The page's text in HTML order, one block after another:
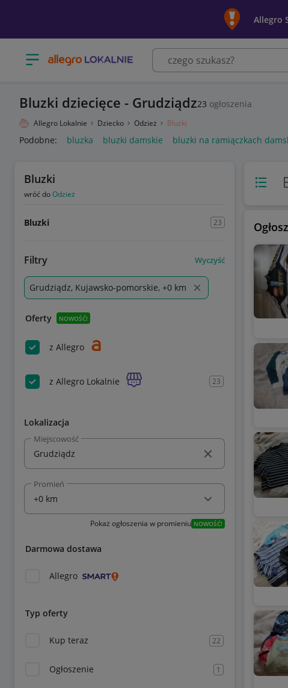
Allegro
Otwórz menu z kategoriami
Bluzki dziecięce - Grudziądz23 ogłoszenia
Allegro Lokalnie Dziecko Odzież Bluzki
Podobne: bluzka bluzki damskie bluzki na ramiączkach
Bluzki
wróć doOdzież
Bluzki 23
Filtry Wyczyść
Grudziądz, Kujawsko-pomorskie, +0 km
Oferty NOWOŚĆ!
z Allegro
z Allegro Lokalnie 23
Lokalizacja
Miejscowość
Promień
Pokaż ogłoszenia w promieniu NOWOŚĆ!
Darmowa dostawa
Allegro
Typ oferty
Kup teraz 22
Ogłoszenie 1
Widok